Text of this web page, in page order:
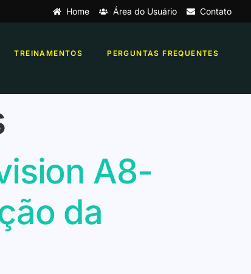
Home Área do Usuário Contato
TREINAMENTOS PERGUNTAS FREQUENTES
A8-
da